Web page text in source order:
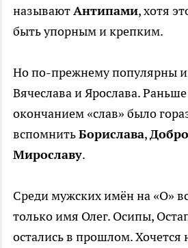
называютАнтипами, хотя
быть упорным и крепким.
Но по-прежнему популярны
Вячеслава и Ярослава.
окончанием «слав» было
вспомнитьБорислава,
Мирославу.
Среди мужских имён на «О»
только имя Олег. Осипы,
остались в прошлом. Хочется